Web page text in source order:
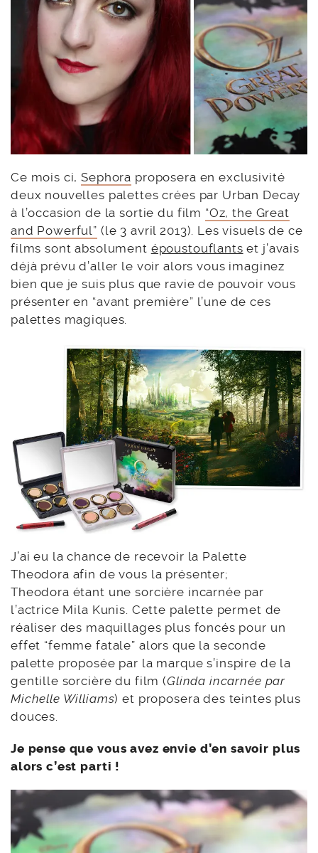
Ce mois ci,Sephora proposera en exclusivité
deux nouvelles palettes crées par Urban Decay
à l’occasion de la sortie du film “Oz, the Great
and Powerful” (le 3 avril 2013). Les visuels de ce
films sont absolument époustouflants et j’avais
déjà prévu d’aller le voir alors vous imaginez
bien que je suis plus que ravie de pouvoir vous
présenter en “avant première” l’une de ces
palettes magiques.
J’ai eu la chance de recevoir la Palette
Theodora afin de vous la présenter;
Theodora étant une sorcière incarnée par
l’actrice Mila Kunis. Cette palette permet de
réaliser des maquillages plus foncés pour un
effet “femme fatale” alors que la seconde
palette proposée par la marque s’inspire de la
gentille sorcière du film (Glinda incarnée par
Michelle Williams) et proposera des teintes plus
douces.
Je pense que vous avez envie d’en savoir plus
alors c’est parti !